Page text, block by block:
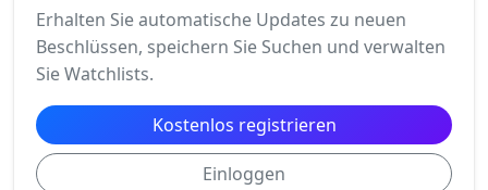
Erhalten Sie automatische Updates zu neuen
Beschlüssen, speichern Sie Suchen und verwalten
Sie Watchlists.
Kostenlos registrieren
Einloggen